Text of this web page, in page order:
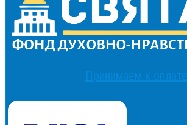
Принимаем к оплате